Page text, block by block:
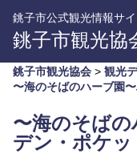
銚子市公式観光情報サイ
銚子市観光協
銚子市観光協会 > 観光
〜海のそばのハーブ園
〜海のそば
デン・ポケッ